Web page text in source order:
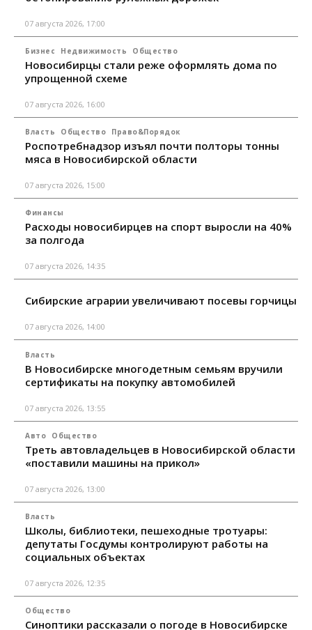
07 августа 2026, 17:00
Бизнес Недвижимость Общество
Новосибирцы стали реже оформлять дома по
упрощенной схеме
07 августа 2026, 16:00
Власть Общество Право&Порядок
Роспотребнадзор изъял почти полторы тонны
мяса в Новосибирской области
07 августа 2026, 15:00
Финансы
Расходы новосибирцев на спорт выросли на 40%
за полгода
07 августа 2026, 14:35
Сибирские аграрии увеличивают посевы горчицы
07 августа 2026, 14:00
Власть
В Новосибирске многодетным семьям вручили
сертификаты на покупку автомобилей
07 августа 2026, 13:55
Авто Общество
Треть автовладельцев в Новосибирской области
«поставили машины на прикол»
07 августа 2026, 13:00
Власть
Школы, библиотеки, пешеходные тротуары:
депутаты Госдумы контролируют работы на
социальных объектах
07 августа 2026, 12:35
Общество
Синоптики рассказали о погоде в Новосибирске